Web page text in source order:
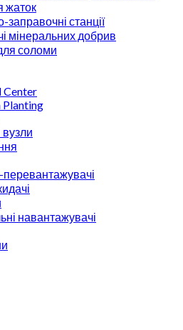
жаток
заправочні станції
мінеральних добрив
соломи
Center
Planting
вузли
навантажувачі